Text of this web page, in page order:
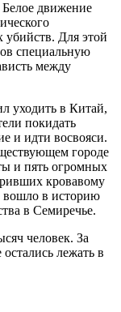
Белое движение
убийств. Для этой
специальную
между
уходить в Китай,
покидать
и идти восвояси.
городе
и пять огромных
кровавому
вошло в историю
в Семиречье.
человек. За
лежать в